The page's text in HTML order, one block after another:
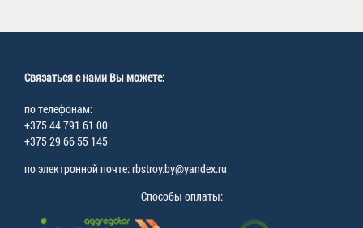
Связаться с нами Вы можете:
по телефонам:
+375 44 791 61 00
+375 29 66 55 145
по электронной почте: rbstroy.by@yandex.ru
Способы оплаты: